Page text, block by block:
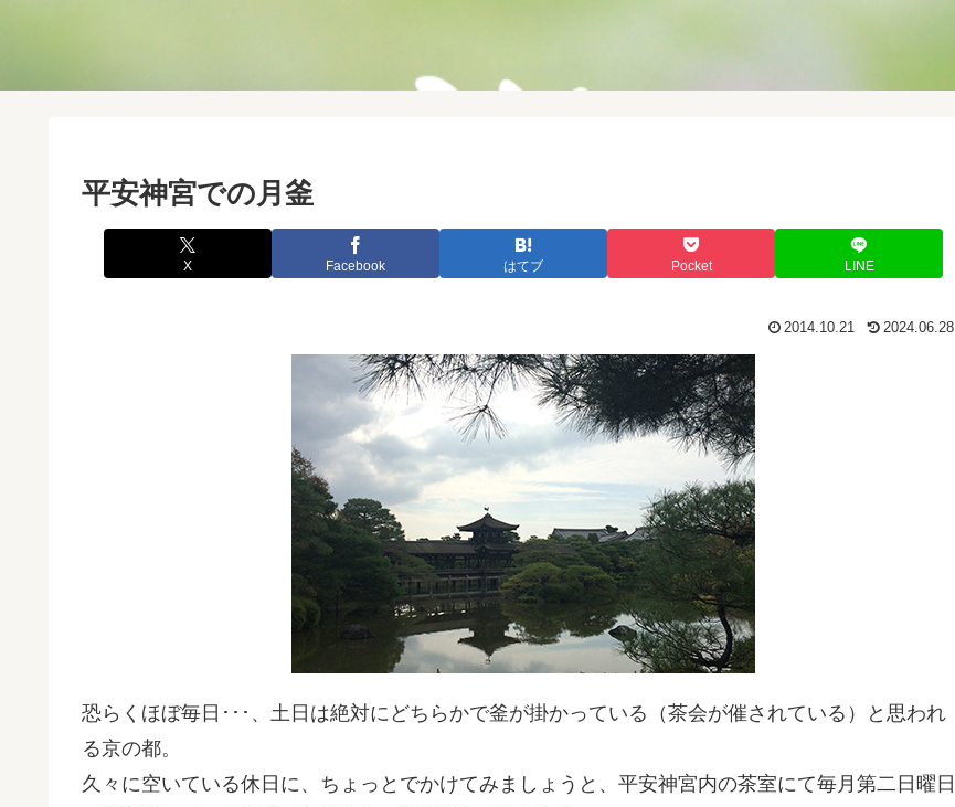
平安神宮での月釜
X Facebook はてブ Pocket LINE
2014.10.21 2024.06.28
恐らくほぼ毎日･･･、土日は絶対にどちらかで釜が掛かっている（茶会が催されている）と思われ
る京の都。
久々に空いている休日に、ちょっとでかけてみましょうと、平安神宮内の茶室にて毎月第二日曜日